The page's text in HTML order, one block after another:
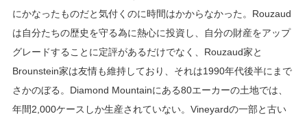
にかなったものだと気付くのに時間はかからなかった。Rouzaud
は自分たちの歴史を守る為に熱心に投資し、自分の財産をアップ
グレードすることに定評があるだけでなく、Rouzaud家と
Brounstein家は友情も維持しており、それは1990年代後半にまで
さかのぼる。Diamond Mountainにある80エーカーの土地では、
年間2,000ケースしか生産されていない。Vineyardの一部と古い